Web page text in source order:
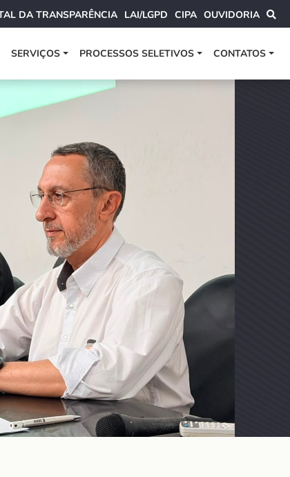
DA TRANSPARÊNCIA LAI/LGPD CIPA OUVIDORIA
SERVIÇOS PROCESSOS SELETIVOS CONTATOS